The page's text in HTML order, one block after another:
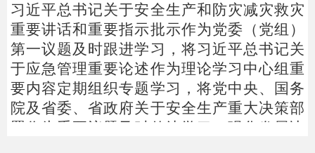
习近平总书记关于安全生产和防灾减灾救灾
重要讲话和重要指示批示作为党委（党组）
第一议题及时跟进学习，将习近平总书记关
于应急管理重要论述作为理论学习中心组重
要内容定期组织专题学习，将党中央、国务
院及省委、省政府关于安全生产重大决策部
署作为重要议题及时传达学习，强化发展决